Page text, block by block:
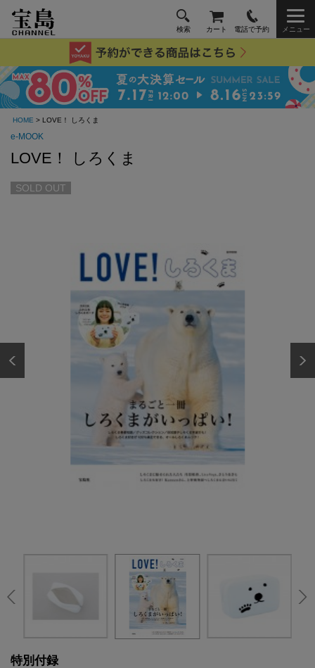
検索 カート 電話で予約 メニュー
HOME > LOVE！ しろくま
e-MOOK
LOVE！ しろくま
SOLD OUT
特別付録